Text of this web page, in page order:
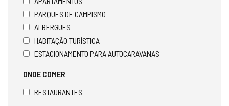
PARQUES DE CAMPISMO
ALBERGUES
HABITAÇÃO TURÍSTICA
ESTACIONAMENTO PARA AUTOCARAVANAS
ONDE COMER
RESTAURANTES